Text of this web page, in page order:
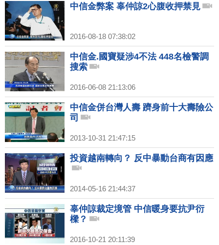
中信金弊案 辜仲諒2心腹收押禁見
2016-08-18 07:38:02
中信金.國寶疑涉4不法 448名檢警調
搜索
2016-06-08 21:13:06
中信金併台灣人壽 躋身前十大壽險公
司
2013-10-31 21:47:15
投資越南轉向？ 反中暴動台商有因應
2014-05-16 21:44:37
辜仲諒裁定境管 中信暖身要抗尹衍
樑？
2016-10-21 20:11:39